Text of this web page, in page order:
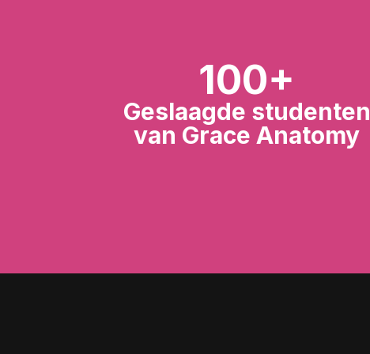
100+
Geslaagde studenten
van Grace Anatomy